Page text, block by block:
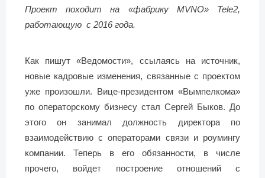
Проект походит на «фабрику MVNO» Tele2,
работающую с 2016 года.
Как пишут «Ведомости», ссылаясь на источник,
новые кадровые изменения, связанные с проектом
уже произошли. Вице-президентом «Вымпелкома»
по операторскому бизнесу стал Сергей Быков. До
этого он занимал должность директора по
взаимодействию с операторами связи и роумингу
компании. Теперь в его обязанности, в числе
прочего, войдет построение отношений с